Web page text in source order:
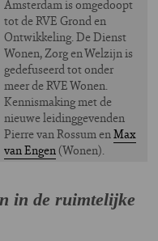
Amsterdam is omgedoopt
tot de RVE Grond en
Ontwikkeling. De Dienst
Wonen, Zorg en Welzijn is
gedefuseerd tot onder
meer de RVE Wonen.
Kennismaking met de
nieuwe leidinggevenden
Pierre van Rossum enMax
van Engen(Wonen).
in de ruimtelijke